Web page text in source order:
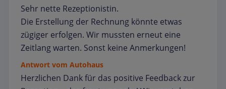
Sehr nette Rezeptionistin.
Die Erstellung der Rechnung könnte etwas
zügiger erfolgen. Wir mussten erneut eine
Zeitlang warten. Sonst keine Anmerkungen!
Antwort vom Autohaus
Herzlichen Dank für das positive Feedback zur